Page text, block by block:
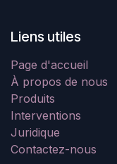
Liens utiles
Page d'accueil
À propos de nous
Produits
Interventions
Juridique
Contactez-nous